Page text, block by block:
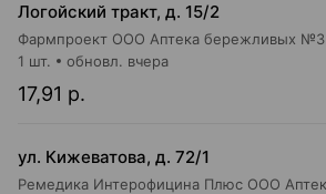
Логойский тракт, д. 15/2
Фармпроект ООО Аптека бережливых №3
17,91 р.
1 шт. обновл. вчера
ул. Кижеватова, д. 72/1